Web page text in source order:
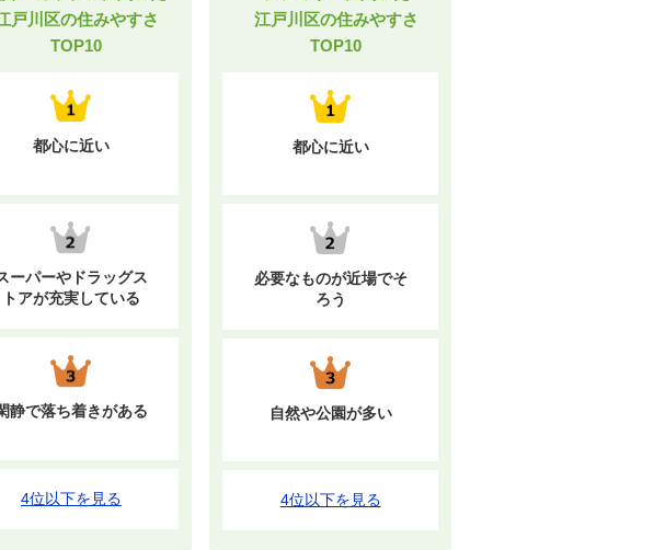
戸川区の住みやすさ
TOP10
都心に近い
ーパーやドラッグス
トアが充実している
静で落ち着きがある
4位以下を見る
江戸川区の住みやすさ
TOP10
都心に近い
必要なものが近場でそ
ろう
自然や公園が多い
4位以下を見る